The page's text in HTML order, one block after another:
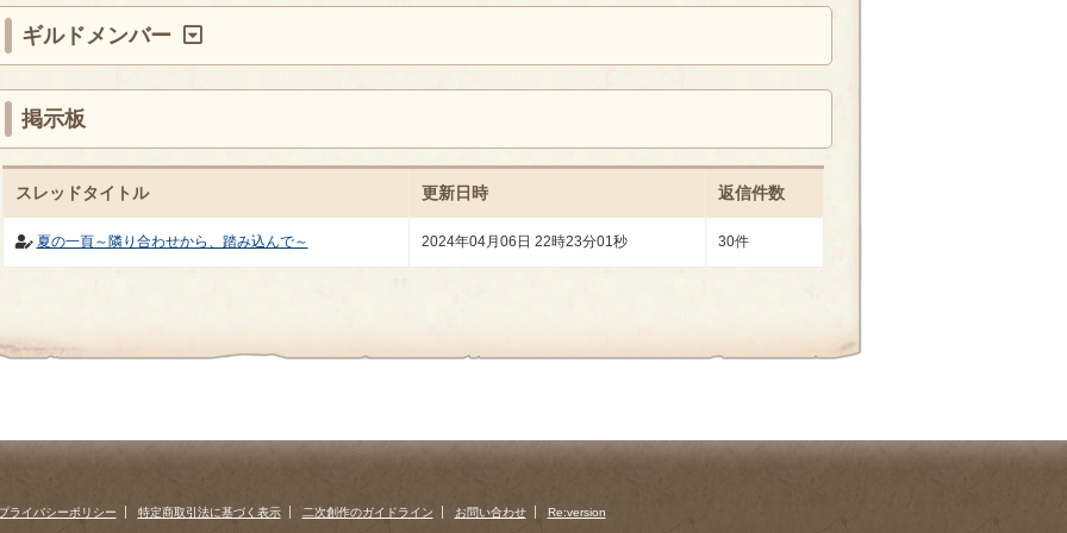
ギルドメンバー
掲示板
スレッドタイトル 更新日時 返信件数
夏の一頁～隣り合わせから、踏み込んで～ 2024年04月06日 22時23分01秒 30件
ライバシーポリシー 特定商取引法に基づく表示 二次創作のガイドライン お問い合わせ Re:version